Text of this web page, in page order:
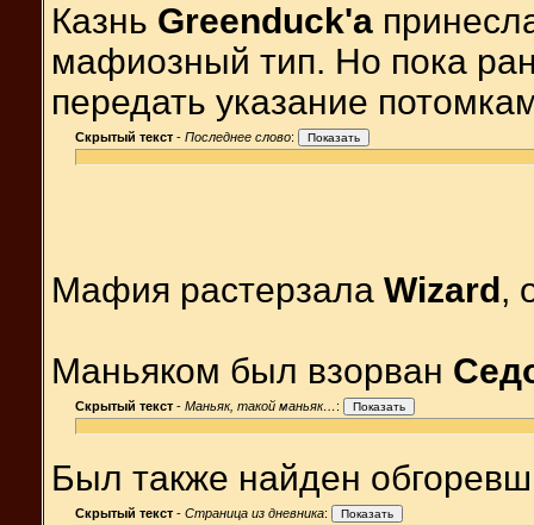
Казнь Greenduck'a
мафиозный тип. Но пока
передать указание
Скрытый текст - Последнее слово:
Мафия растерзала Wizard ,
Маньяком был взорван
Скрытый текст - Маньяк, такой маньяк… :
Был также найден
Скрытый текст - Страница из дневника: